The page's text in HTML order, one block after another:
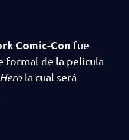
Comic-Con fue
formal de la película
la cual será